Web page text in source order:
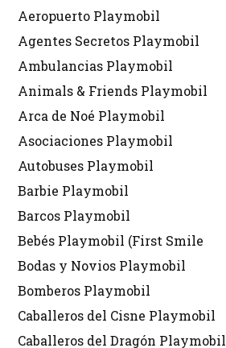
Aeropuerto Playmobil
Agentes Secretos Playmobil
Ambulancias Playmobil
Animals & Friends Playmobil
Arca de Noé Playmobil
Asociaciones Playmobil
Autobuses Playmobil
Barbie Playmobil
Barcos Playmobil
Bebés Playmobil (First Smile
Bodas y Novios Playmobil
Bomberos Playmobil
Caballeros del Cisne Playmobil
Caballeros del Dragón Playmobil